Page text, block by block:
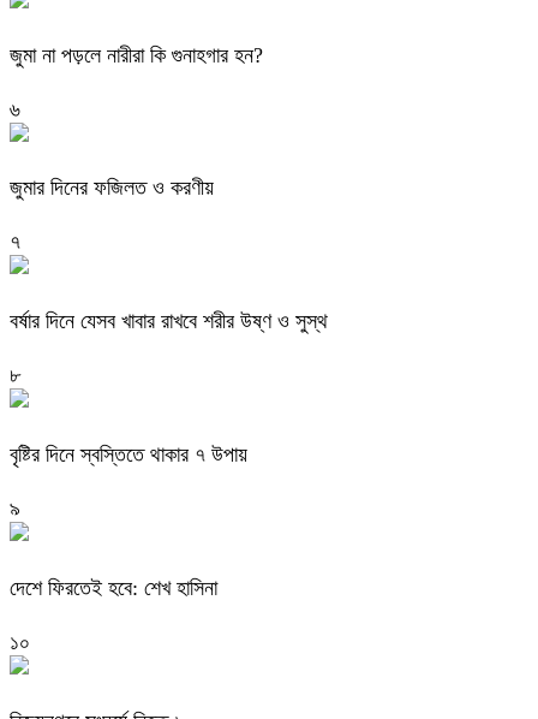
জুমা না পড়লে নারীরা কি গুনাহগার হন?
৬
জুমার দিনের ফজিলত ও করণীয়
৭
বর্ষার দিনে যেসব খাবার রাখবে শরীর উষ্ণ ও সুস্থ
৮
বৃষ্টির দিনে স্বস্তিতে থাকার ৭ উপায়
৯
দেশে ফিরতেই হবে: শেখ হাসিনা
১০